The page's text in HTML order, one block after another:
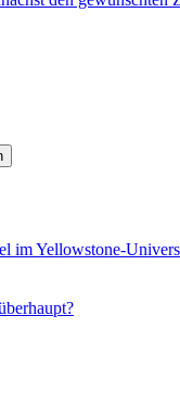
im Yellowstone-